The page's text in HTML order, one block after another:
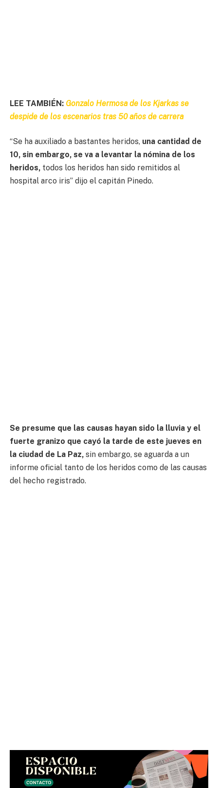
LEE TAMBIÉN: Gonzalo Hermosa de los Kjarkas se
despide de los escenarios tras 50 años de carrera
“Se ha auxiliado a bastantes heridos, una cantidad de
10, sin embargo, se va a levantar la nómina de los
heridos, todos los heridos han sido remitidos al
hospital arco iris” dijo el capitán Pinedo.
Se presume que las causas hayan sido la lluvia y el
fuerte granizo que cayó la tarde de este jueves en
la ciudad de La Paz, sin embargo, se aguarda a un
informe oficial tanto de los heridos como de las causas
del hecho registrado.